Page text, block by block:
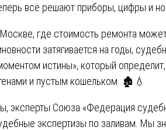
всё решают приборы, цифры и
где стоимость ремонта
затягивается на годы,
истины», который
и пустым кошельком. 🏚️💧
эксперты Союза «Федерация
экспертизы по заливам. Мы